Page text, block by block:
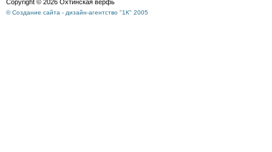
Copyright © 2026 Охтинская верфь
© Создание сайта - дизайн-агентство "1К" 2005